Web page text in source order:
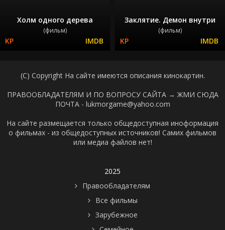
Холм одного дерева
(фильм)
Заклятие. Демон внутри
(фильм)
(C) Copyright На сайте имеются описания кинокартин.
ПРАВООБЛАДАТЕЛЯМ И ПО ВОПРОСУ САЙТА → ЖМИ СЮДА
ПОЧТА - lukmorgame@yahoo.com
На сайте размещается только общедоступная иноформация
о фильмах - из общедоступных источников! Самих фильмов
или медиа файлов нет!
2025
Правообладателям
Все фильмы
Зарубежное